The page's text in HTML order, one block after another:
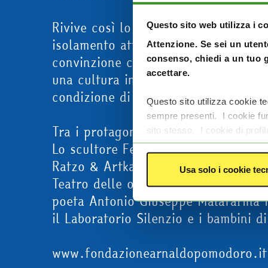
Questo sito web utilizza i
Attenzione. Se sei un
consenso, chiedi a un tuo
accettare.
Questo sito utilizza cookie
sempre presenti. I cookie
sito stesso. I cookie di
mirate in base agli interessi
acconsentire all’utilizzo di
negare il consenso clicca su
tecnici"o sullaXdi chiusura
avere maggiori
Usa solo i cookie
Rivive così lo spirito della musica
isolamento attraverso un evento
convinzione che non esistono
una cultura inclusiva dove siano
condizione di vita. Per questo
Tra i protagonisti di questa
Lo scultore Felice Tagliaferri;
Ratzo & Artkademy, la compagnia
Teatro delle ombre con Anusc
poeta Antonio Giuseppe
il Laboratorio Silenzio e i bambini
www.fondazionearnaldopomodoro.it